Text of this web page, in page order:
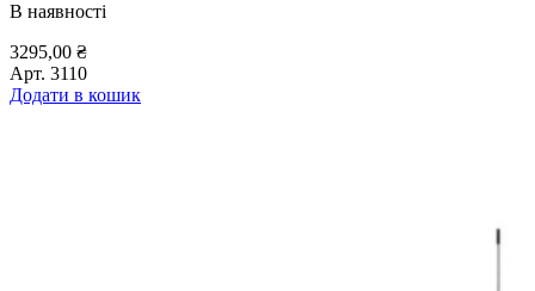
В наявності
3295,00 ₴
Арт. 3110
Додати в кошик